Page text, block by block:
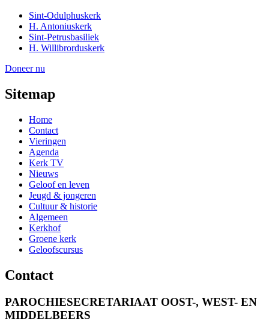
Sint-Odulphuskerk
H. Antoniuskerk
Sint-Petrusbasiliek
H. Willibrorduskerk
Doneer nu
Sitemap
Home
Contact
Vieringen
Agenda
Kerk TV
Nieuws
Geloof en leven
Jeugd & jongeren
Cultuur & historie
Algemeen
Kerkhof
Groene kerk
Geloofscursus
Contact
PAROCHIESECRETARIAAT OOST-, WEST- EN
MIDDELBEERS